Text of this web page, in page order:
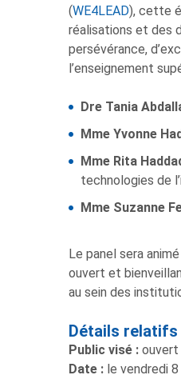
(WE4LEAD), cette
réalisations et des
persévérance,
l’enseignement
Dre Tania
Mme Yvonne
Mme Rita
technologies de
Mme Suzanne
Le panel sera
ouvert et
au sein des
Détails relatifs
Public visé:ouvert
Date :le vendredi 8